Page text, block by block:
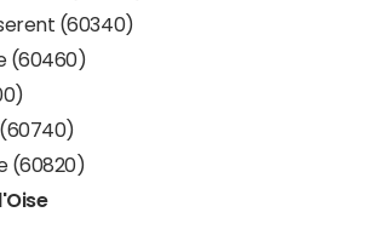
(60340)
(60460)
(60820)